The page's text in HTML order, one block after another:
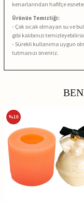
kenarlarından hafifçe
Ürünün Temizliği:
- Çok sıcak olmayan su ve
gibi kalıbınızı
- Sürekli kullanıma uygun
tutmanızı öneririz.
%10